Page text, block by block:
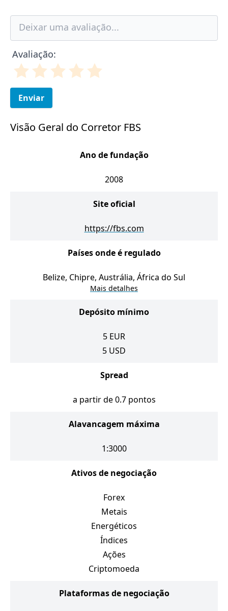
Avaliação:
Enviar
Visão Geral do Corretor FBS
Ano de fundação
2008
Site oficial
https://fbs.com
Países onde é regulado
Belize, Chipre, Austrália, África do Sul
Mais detalhes
Depósito mínimo
5 EUR
5 USD
Spread
a partir de 0.7 pontos
Alavancagem máxima
1:3000
Ativos de negociação
Forex
Metais
Energéticos
Índices
Ações
Criptomoeda
Plataformas de negociação